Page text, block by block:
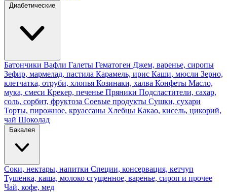
Диабетические
Батончики Вафли Галеты Гематоген Джем, варенье, сиропы
Зефир, мармелад, пастила Карамель, ирис Каши, мюсли Зерно,
клетчатка, отруби, хлопья Козинаки, халва Конфеты Масло,
мука, смеси Крекер, печенье Пряники Подсластители, сахар,
соль, сорбит, фруктоза Соевые продукты Сушки, сухари
Торты, пирожное, круассаны Хлебцы Какао, кисель, цикорий,
чай Шоколад
Бакалея
Соки, нектары, напитки Специи, консервация, кетчуп
Тушенка, каша, молоко сгущенное, варенье, сироп и прочее
Чай, кофе, мед